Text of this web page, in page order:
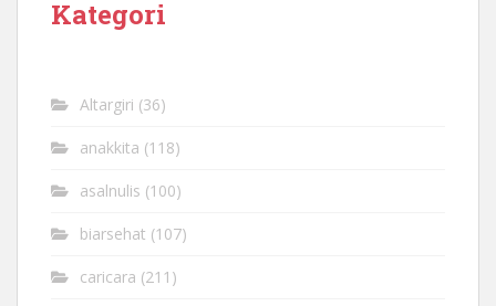
Kategori
Altargiri (36)
anakkita (118)
asalnulis (100)
biarsehat (107)
caricara (211)